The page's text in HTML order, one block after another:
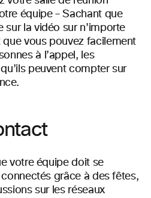
équipe – Sachant que
sur la vidéo sur n’importe
vous pouvez facilement
à l’appel, les
peuvent compter sur
votre équipe doit se
connectés grâce à des fêtes,
sur les réseaux